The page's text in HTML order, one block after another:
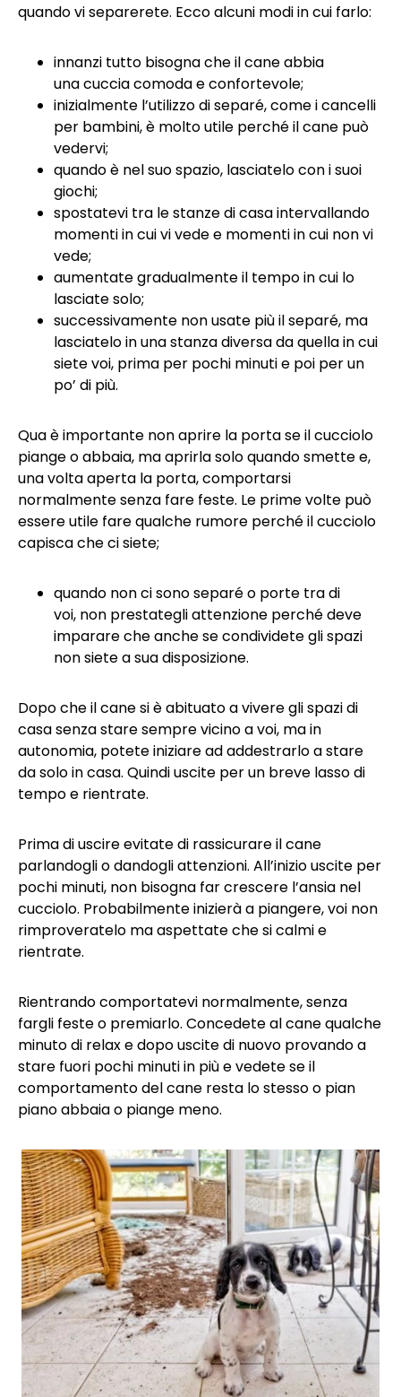
quando vi separerete. Ecco alcuni modi in cui farlo:
innanzi tutto bisogna che il cane abbia
una cuccia comoda e confortevole;
inizialmente l’utilizzo di separé, come i cancelli
per bambini, è molto utile perché il cane può
vedervi;
quando è nel suo spazio, lasciatelo con i suoi
giochi;
spostatevi tra le stanze di casa intervallando
momenti in cui vi vede e momenti in cui non vi
vede;
aumentate gradualmente il tempo in cui lo
lasciate solo;
successivamente non usate più il separé, ma
lasciatelo in una stanza diversa da quella in cui
siete voi, prima per pochi minuti e poi per un
po’ di più.
Qua è importante non aprire la porta se il cucciolo
piange o abbaia, ma aprirla solo quando smette e,
una volta aperta la porta, comportarsi
normalmente senza fare feste. Le prime volte può
essere utile fare qualche rumore perché il cucciolo
capisca che ci siete;
quando non ci sono separé o porte tra di
voi, non prestategli attenzione perché deve
imparare che anche se condividete gli spazi
non siete a sua disposizione.
Dopo che il cane si è abituato a vivere gli spazi di
casa senza stare sempre vicino a voi, ma in
autonomia, potete iniziare ad addestrarlo a stare
da solo in casa. Quindi uscite per un breve lasso di
tempo e rientrate.
Prima di uscire evitate di rassicurare il cane
parlandogli o dandogli attenzioni. All’inizio uscite per
pochi minuti, non bisogna far crescere l’ansia nel
cucciolo. Probabilmente inizierà a piangere, voi non
rimproveratelo ma aspettate che si calmi e
rientrate.
Rientrando comportatevi normalmente, senza
fargli feste o premiarlo. Concedete al cane qualche
minuto di relax e dopo uscite di nuovo provando a
stare fuori pochi minuti in più e vedete se il
comportamento del cane resta lo stesso o pian
piano abbaia o piange meno.